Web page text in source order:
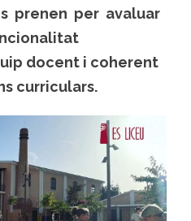
prenen per avaluar
docent i coherent
curriculars.